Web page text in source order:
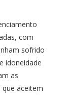
com
sofrido
idoneidade
as
aceitem